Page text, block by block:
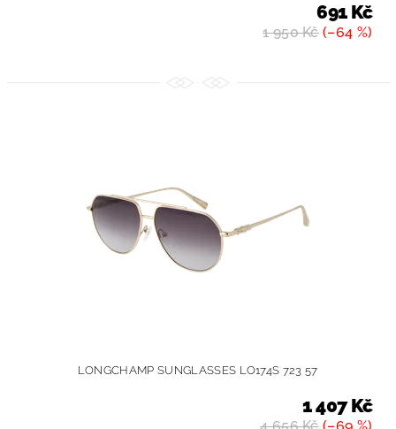
1 950 Kč(–64 %)
691 Kč
LONGCHAMP SUNGLASSES LO174S 723 57
1 407 Kč